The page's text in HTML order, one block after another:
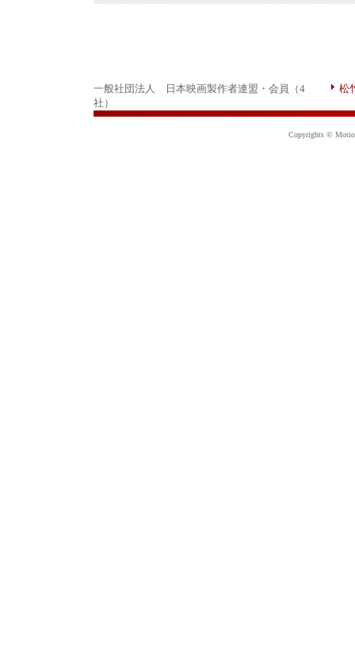
一般社団法人 日本映画製作者連盟・会員（4
社）
松
Copyrights ©